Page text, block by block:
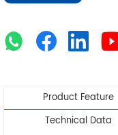
Product Feature
Technical Data